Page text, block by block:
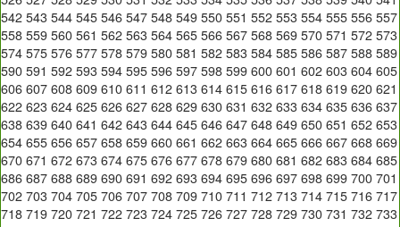
542 543 544 545 546 547 548 549 550 551 552 553 554 555 556 557
558 559 560 561 562 563 564 565 566 567 568 569 570 571 572 573
574 575 576 577 578 579 580 581 582 583 584 585 586 587 588 589
590 591 592 593 594 595 596 597 598 599 600 601 602 603 604 605
606 607 608 609 610 611 612 613 614 615 616 617 618 619 620 621
622 623 624 625 626 627 628 629 630 631 632 633 634 635 636 637
638 639 640 641 642 643 644 645 646 647 648 649 650 651 652 653
654 655 656 657 658 659 660 661 662 663 664 665 666 667 668 669
670 671 672 673 674 675 676 677 678 679 680 681 682 683 684 685
686 687 688 689 690 691 692 693 694 695 696 697 698 699 700 701
702 703 704 705 706 707 708 709 710 711 712 713 714 715 716 717
718 719 720 721 722 723 724 725 726 727 728 729 730 731 732 733